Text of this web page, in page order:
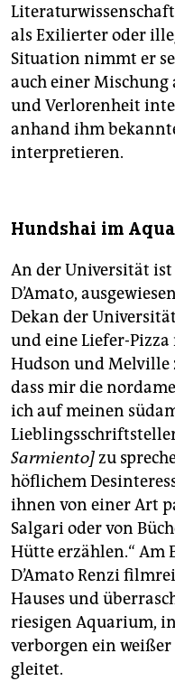
als Exilierter oder
Situation nimmt er
auch einer
und Verlorenheit
anhand ihm
interpretieren.
Hundshai im
An der Universität
D’Amato,
Dekan der
und eine Liefer-
Hudson und Melville
dass mir die
ich auf meinen
Sarmiento]zu
höflichem
ihnen von einer Art
Salgari oder von
Hütte erzählen.“ Am
D’Amato Renzi
Hauses und
riesigen Aquarium,
verborgen ein
gleitet.